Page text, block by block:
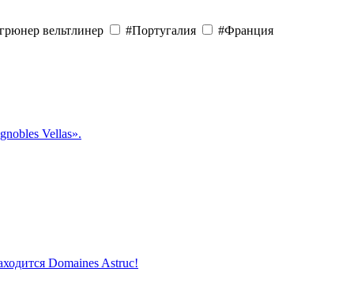
вельтлинер #Португалия #Франция
Vellas».
Domaines Astruc!